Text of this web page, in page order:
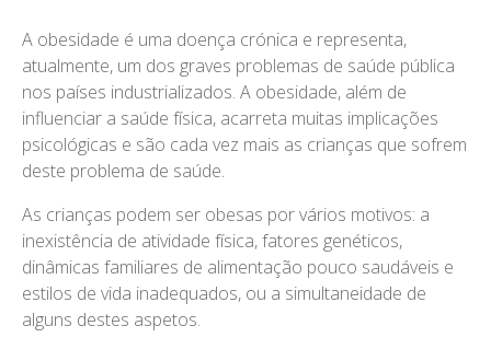
A obesidade é uma doença crónica e representa,
atualmente, um dos graves problemas de saúde pública
nos países industrializados. A obesidade, além de
influenciar a saúde física, acarreta muitas implicações
psicológicas e são cada vez mais as crianças que sofrem
deste problema de saúde.
As crianças podem ser obesas por vários motivos: a
inexistência de atividade física, fatores genéticos,
dinâmicas familiares de alimentação pouco saudáveis e
estilos de vida inadequados, ou a simultaneidade de
alguns destes aspetos.